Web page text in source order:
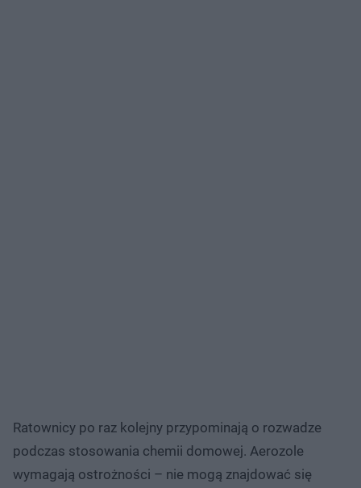
Ratownicy po raz kolejny przypominają o rozwadze
podczas stosowania chemii domowej. Aerozole
wymagają ostrożności – nie mogą znajdować się